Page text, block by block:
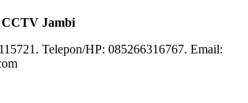
CCTV Jambi
Telepon/HP: 085266316767. Email: